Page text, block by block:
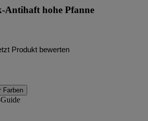
Antihaft hohe Pfanne
Produkt bewerten
Farben